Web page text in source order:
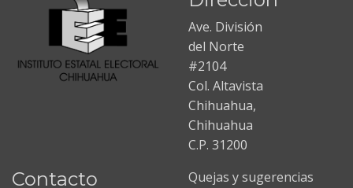
Ave. División
del Norte
#2104
Col. Altavista
Chihuahua,
Chihuahua
C.P. 31200
Contacto Quejas y sugerencias